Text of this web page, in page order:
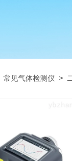
常见气体检测仪 >